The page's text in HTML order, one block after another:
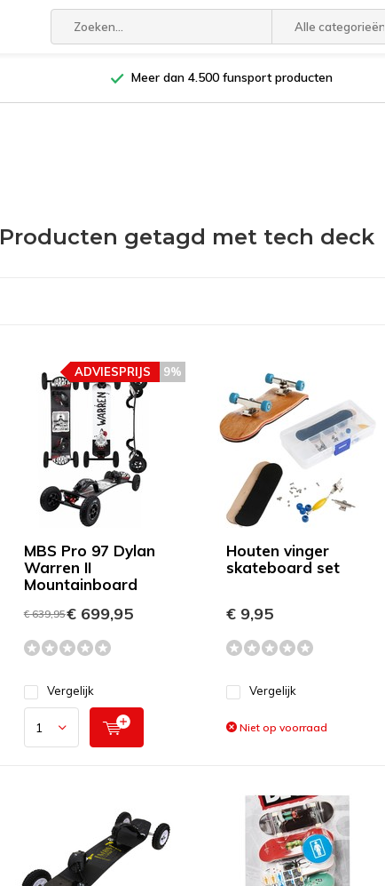
Alle categorieën
Meer dan 4.500 funsport producten
Producten getagd met tech deck
MBS Pro 97 Dylan
Warren II
Mountainboard
9%
ADVIESPRIJS
€ 639,95€ 699,95
Vergelijk
Houten vinger
skateboard set
€ 9,95
Vergelijk
Niet op voorraad